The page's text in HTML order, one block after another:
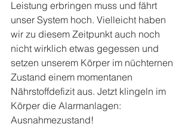
Leistung erbringen muss und fährt
unser System hoch. Vielleicht haben
wir zu diesem Zeitpunkt auch noch
nicht wirklich etwas gegessen und
setzen unserem Körper im nüchternen
Zustand einem momentanen
Nährstoffdefizit aus. Jetzt klingeln im
Körper die Alarmanlagen:
Ausnahmezustand!